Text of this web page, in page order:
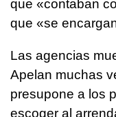
que «contaban
que «se
Las agencias
Apelan muchas
presupone a los
escoger al